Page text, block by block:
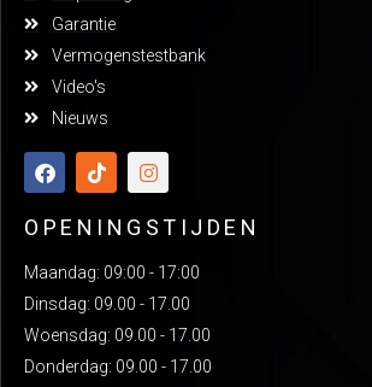
Garantie
Vermogenstestbank
Video's
Nieuws
OPENINGSTIJDEN
Maandag: 09:00 - 17:00
Dinsdag: 09.00 - 17.00
Woensdag: 09.00 - 17.00
Donderdag: 09.00 - 17.00